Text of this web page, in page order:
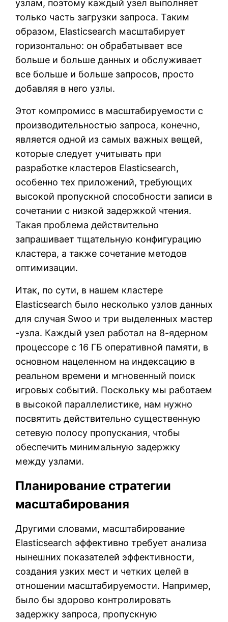
узлам, поэтому каждый узел выполняет
только часть загрузки запроса. Таким
образом, Elasticsearch масштабирует
горизонтально: он обрабатывает все
больше и больше данных и обслуживает
все больше и больше запросов, просто
добавляя в него узлы.
Этот компромисс в масштабируемости с
производительностью запроса, конечно,
является одной из самых важных вещей,
которые следует учитывать при
разработке кластеров Elasticsearch,
особенно тех приложений, требующих
высокой пропускной способности записи в
сочетании с низкой задержкой чтения.
Такая проблема действительно
запрашивает тщательную конфигурацию
кластера, а также сочетание методов
оптимизации.
Итак, по сути, в нашем кластере
Elasticsearch было несколько узлов данных
для случая Swoo и три выделенных мастер
-узла. Каждый узел работал на 8-ядерном
процессоре с 16 ГБ оперативной памяти, в
основном нацеленном на индексацию в
реальном времени и мгновенный поиск
игровых событий. Поскольку мы работаем
в высокой параллелистике, нам нужно
посвятить действительно существенную
сетевую полосу пропускания, чтобы
обеспечить минимальную задержку
между узлами.
Планирование стратегии
масштабирования
Другими словами, масштабирование
Elasticsearch эффективно требует анализа
нынешних показателей эффективности,
создания узких мест и четких целей в
отношении масштабируемости. Например,
было бы здорово контролировать
задержку запроса, пропускную